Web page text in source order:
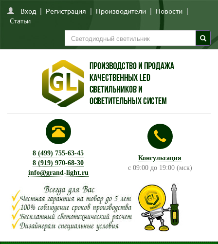
Вход | Регистрация | Производители | Новости |
Статьи
8 (499) 755-63-45
8 (919) 970-68-30
info@grand-light.ru
Консультация
с 09:00 до 19:00 (мск)